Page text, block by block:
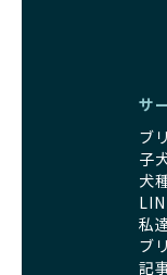
身ともに健康に育
考えられた食事、
さらに獣医師と連
気で健康なスター
子犬の社会性は、
イントです。
犬、人との触れ合
コミュニケーショ
し、飼い主にその
事管理もしっかり
ワンちゃんの健康
「見た目以上に健
引退犬とは、繁殖
優良ブリーダーは
を願っています。
信頼できる相手に
るように配慮しま
サ
ブ
子
犬
私
ブ
記